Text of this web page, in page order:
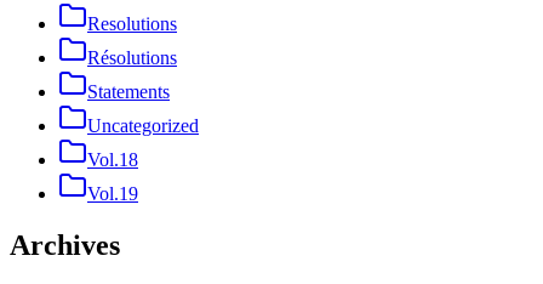
Resolutions
Résolutions
Statements
Uncategorized
Vol.18
Vol.19
Archives